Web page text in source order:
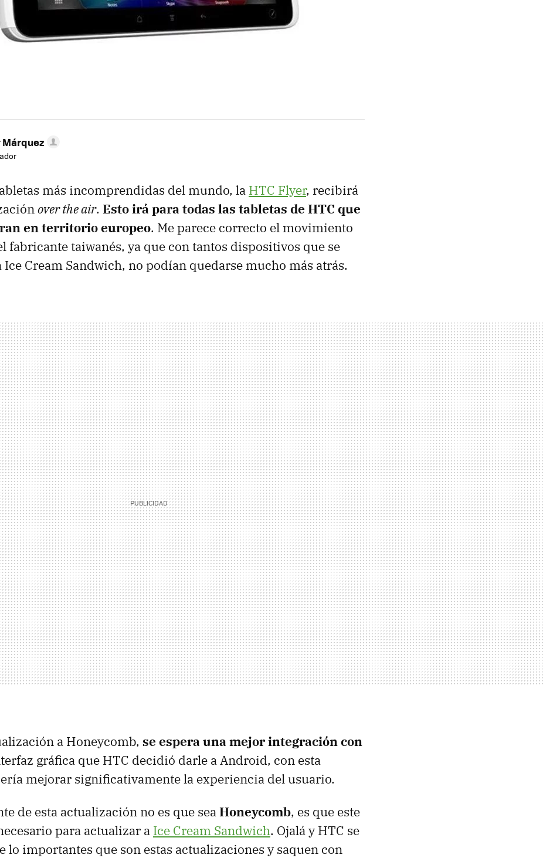
Márquez
más incomprendidas del mundo, la HTC Flyer, recibirá
over the air. Esto irá para todas las tabletas de HTC que
en territorio europeo. Me parece correcto el movimiento
fabricante taiwanés, ya que con tantos dispositivos que se
Ice Cream Sandwich, no podían quedarse mucho más atrás.
a Honeycomb, se espera una mejor integración con
gráfica que HTC decidió darle a Android, con esta
mejorar significativamente la experiencia del usuario.
de esta actualización no es que seaHoneycomb, es que este
para actualizar a Ice Cream Sandwich. Ojalá yHTC se
lo importantes que son estas actualizaciones y saquen con